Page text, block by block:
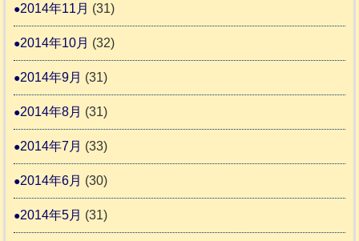
2014年11月 (31)
2014年10月 (32)
2014年9月 (31)
2014年8月 (31)
2014年7月 (33)
2014年6月 (30)
2014年5月 (31)